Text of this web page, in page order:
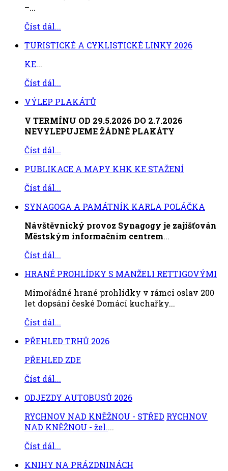
–...
Číst dál...
TURISTICKÉ A CYKLISTICKÉ LINKY 2026
KE...
Číst dál...
VÝLEP PLAKÁTŮ
V TERMÍNU OD 29.5.2026 DO 2.7.2026
NEVYLEPUJEME ŽÁDNÉ PLAKÁTY
Číst dál...
PUBLIKACE A MAPY KHK KE STAŽENÍ
Číst dál...
SYNAGOGA A PAMÁTNÍK KARLA POLÁČKA
Návštěvnický provoz Synagogy je zajišťován
Městským informačním centrem...
Číst dál...
HRANÉ PROHLÍDKY S MANŽELI RETTIGOVÝMI
Mimořádné hrané prohlídky v rámci oslav 200
let dopsání české Domácí kuchařky...
Číst dál...
PŘEHLED TRHŮ 2026
PŘEHLED ZDE
Číst dál...
ODJEZDY AUTOBUSŮ 2026
RYCHNOV NAD KNĚŽNOU - STŘED RYCHNOV
NAD KNĚŽNOU - žel....
Číst dál...
KNIHY NA PRÁZDNINÁCH